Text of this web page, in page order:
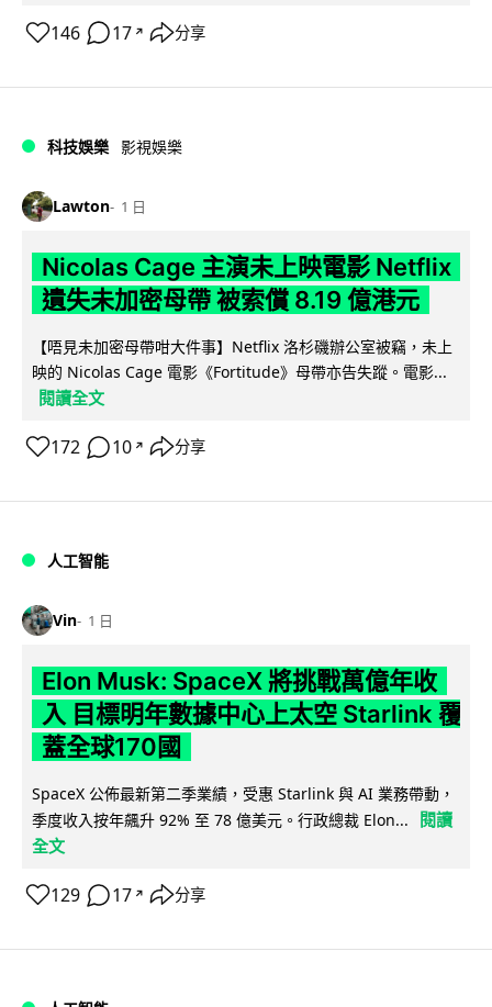
146 17 ↗ 分享
科技娛樂 影視娛樂
Lawton 1 日
Nicolas Cage 主演未上映電影 Netflix
遺失未加密母帶 被索償 8.19 億港元
【唔見未加密母帶咁大件事】Netflix 洛杉磯辦公室被竊，未上
映的 Nicolas Cage 電影《Fortitude》母帶亦告失蹤。電影...
閱讀全文
172 10 ↗ 分享
人工智能
Vin 1 日
Elon Musk: SpaceX 將挑戰萬億年收
入 目標明年數據中心上太空 Starlink 覆
蓋全球170國
SpaceX 公佈最新第二季業績，受惠 Starlink 與 AI 業務帶動，
季度收入按年飆升 92% 至 78 億美元。行政總裁 Elon...
閱讀
全文
129 17 ↗ 分享